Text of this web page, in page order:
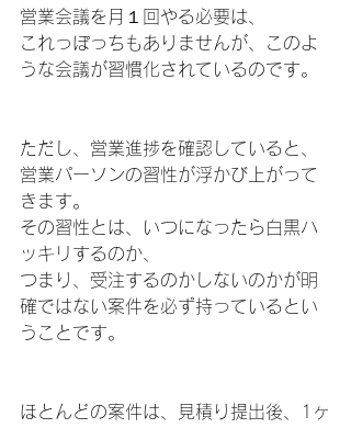
営業会議を月１回やる必要は、
これっぽっちもありませんが、このよ
うな会議が習慣化されているのです。
ただし、営業進捗を確認していると、
営業パーソンの習性が浮かび上がって
きます。
その習性とは、いつになったら白黒ハ
ッキリするのか、
つまり、受注するのかしないのかが明
確ではない案件を必ず持っているとい
うことです。
ほとんどの案件は、見積り提出後、1ヶ